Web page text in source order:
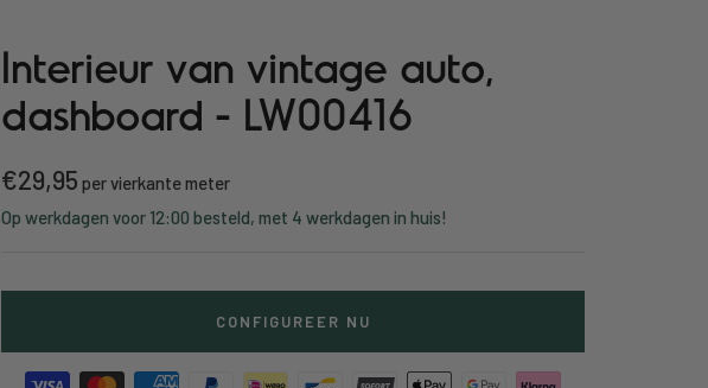
Interieur van vintage auto,
dashboard - LW00416
Kortings
prijs
€29,95 per vierkante meter
Op werkdagen voor 12:00 besteld, met 4 werkdagen in huis!
CONFIGUREER NU